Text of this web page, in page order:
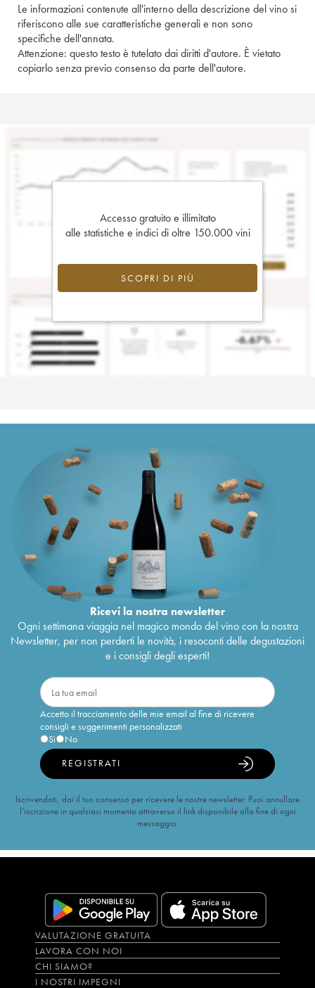
Le informazioni contenute all'interno della descrizione del vino si
riferiscono alle sue caratteristiche generali e non sono
specifiche dell'annata.
Attenzione: questo testo è tutelato dai diritti d'autore. È vietato
copiarlo senza previo consenso da parte dell'autore.
Accesso gratuito e illimitato
alle statistiche e indici di oltre 150.000 vini
SCOPRI DI PIÙ
Ricevi la nostra newsletter
Ogni settimana viaggia nel magico mondo del vino con la nostra
Newsletter, per non perderti le novità, i resoconti delle degustazioni
e i consigli degli esperti!
Accetto il tracciamento delle mie email al fine di ricevere
consigli e suggerimenti personalizzati
Sì
No
REGISTRATI
Iscrivendoti, dai il tuo consenso per ricevere le nostre newsletter. Puoi annullare
l’iscrizione in qualsiasi momento attraverso il link disponibile alla fine di ogni
messaggio.
VALUTAZIONE GRATUITA
LAVORA CON NOI
CHI SIAMO?
I NOSTRI IMPEGNI